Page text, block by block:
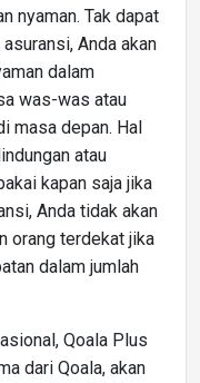
nyaman. Tak dapat
Anda akan
dalam
was-was atau
masa depan. Hal
atau
kapan saja jika
Anda tidak akan
orang terdekat jika
dalam jumlah
Qoala Plus
dari Qoala, akan